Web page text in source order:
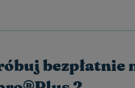
bezpłatnie